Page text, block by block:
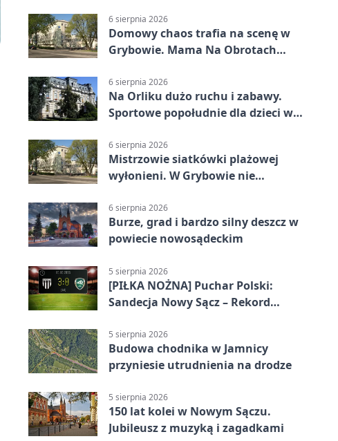
6 sierpnia 2026
Domowy chaos trafia na scenę w
Grybowie. Mama Na Obrotach
6 sierpnia 2026
Na Orliku dużo ruchu i zabawy.
Sportowe popołudnie dla dzieci w
6 sierpnia 2026
Mistrzowie siatkówki plażowej
wyłonieni. W Grybowie nie
6 sierpnia 2026
Burze, grad i bardzo silny deszcz w
powiecie nowosądeckim
5 sierpnia 2026
[PIŁKA NOŻNA] Puchar Polski:
Sandecja Nowy Sącz – Rekord
5 sierpnia 2026
Budowa chodnika w Jamnicy
przyniesie utrudnienia na drodze
5 sierpnia 2026
150 lat kolei w Nowym Sączu.
Jubileusz z muzyką i zagadkami